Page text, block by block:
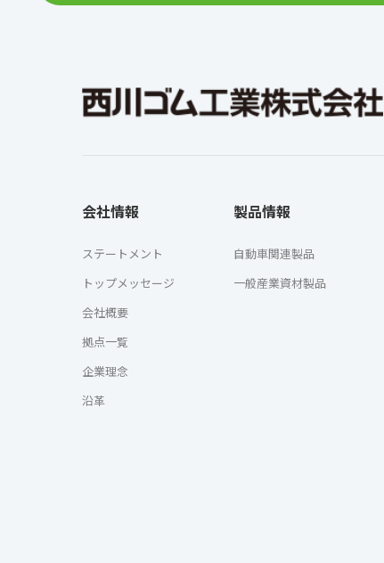
会社情報
ステートメント
トップメッセージ
会社概要
拠点一覧
企業理念
沿革
製品情報
自動車関連製品
一般産業資材製品